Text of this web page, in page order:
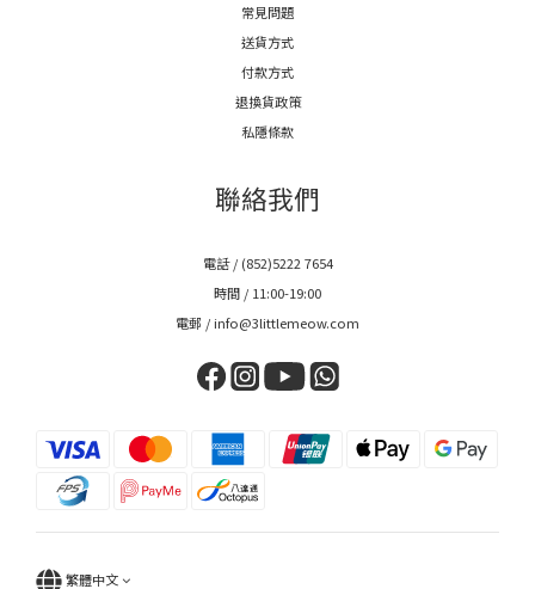
常見問題
送貨方式
付款方式
退換貨政策
私隱條款
聯絡我們
電話 / (852)5222 7654
時間 / 11:00-19:00
電郵 / info@3littlemeow.com
繁體中文